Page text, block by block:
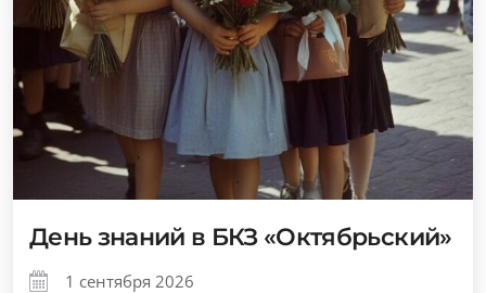
День знаний в БКЗ «Октябрьский»
1 сентября 2026